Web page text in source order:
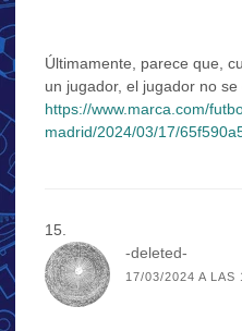
Últimamente, parece que,
un jugador, el jugador no
https://www.marca.com/
madrid/2024/03/17/
-deleted-
17/03/2024 A LAS